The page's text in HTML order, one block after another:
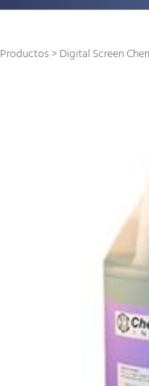
Productos>Digital Screen